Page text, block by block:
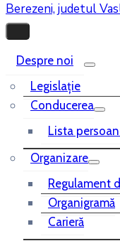
Despre noi
Legislaţie
Conducerea
Lista
Organizare
Regulament
Organigramă
Carieră